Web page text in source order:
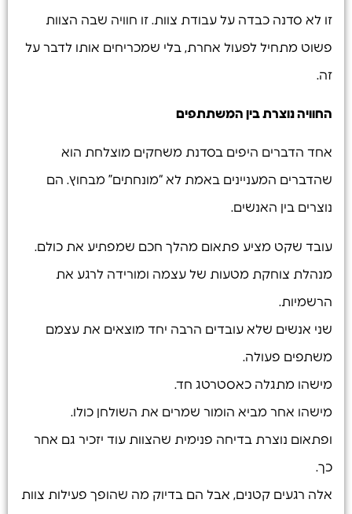
זו לא סדנה כבדה על עבודת צוות. זו חוויה שבה הצוות
פשוט מתחיל לפעול אחרת, בלי שמכריחים אותו לדבר על
זה.
החוויה נוצרת בין המשתתפים
אחד הדברים היפים בסדנת משחקים מוצלחת הוא
שהדברים המעניינים באמת לא “מונחתים” מבחוץ. הם
נוצרים בין האנשים.
עובד שקט מציע פתאום מהלך חכם שמפתיע את כולם.
מנהלת צוחקת מטעות של עצמה ומורידה לרגע את
הרשמיות.
שני אנשים שלא עובדים הרבה יחד מוצאים את עצמם
משתפים פעולה.
מישהו מתגלה כאסטרטג חד.
מישהו אחר מביא הומור שמרים את השולחן כולו.
ופתאום נוצרת בדיחה פנימית שהצוות עוד יזכיר גם אחר
כך.
אלה רגעים קטנים, אבל הם בדיוק מה שהופך פעילות צוות